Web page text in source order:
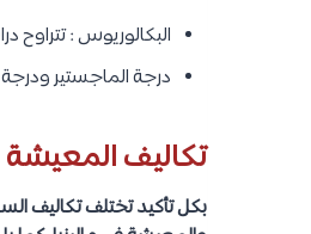
مبلغ الإيداع في
رسوم استخدام
بعض المصروفات